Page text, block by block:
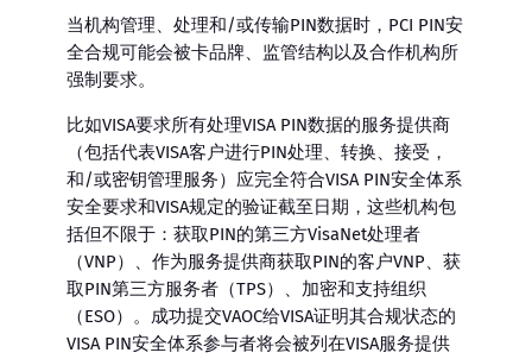
当机构管理、处理和/或传输PIN数据时，PCI PIN安
全合规可能会被卡品牌、监管结构以及合作机构所
强制要求。
比如VISA要求所有处理VISA PIN数据的服务提供商
（包括代表VISA客户进行PIN处理、转换、接受，
和/或密钥管理服务）应完全符合VISA PIN安全体系
安全要求和VISA规定的验证截至日期，这些机构包
括但不限于：获取PIN的第三方VisaNet处理者
（VNP）、作为服务提供商获取PIN的客户VNP、获
取PIN第三方服务者（TPS）、加密和支持组织
（ESO）。成功提交VAOC给VISA证明其合规状态的
VISA PIN安全体系参与者将会被列在VISA服务提供